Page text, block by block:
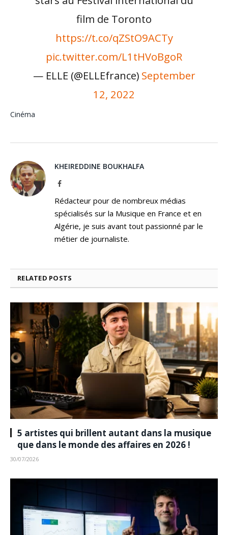
film de Toronto
https://t.co/qZStO9ACTy
pic.twitter.com/L1tHVoBgoR
— ELLE (@ELLEfrance) September
12, 2022
Cinéma
KHEIREDDINE BOUKHALFA
Facebook
Rédacteur pour de nombreux médias
spécialisés sur la Musique en France et en
Algérie, je suis avant tout passionné par le
métier de journaliste.
RELATED POSTS
5 artistes qui brillent autant dans la musique
que dans le monde des affaires en 2026 !
30/07/2026